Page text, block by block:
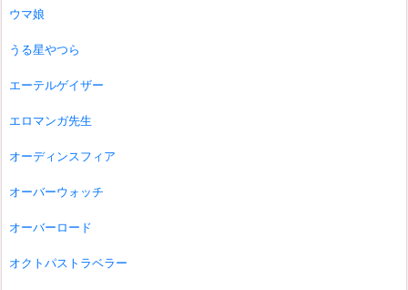
ウマ娘
うる星やつら
エーテルゲイザー
エロマンガ先生
オーディンスフィア
オーバーウォッチ
オーバーロード
オクトパストラベラー